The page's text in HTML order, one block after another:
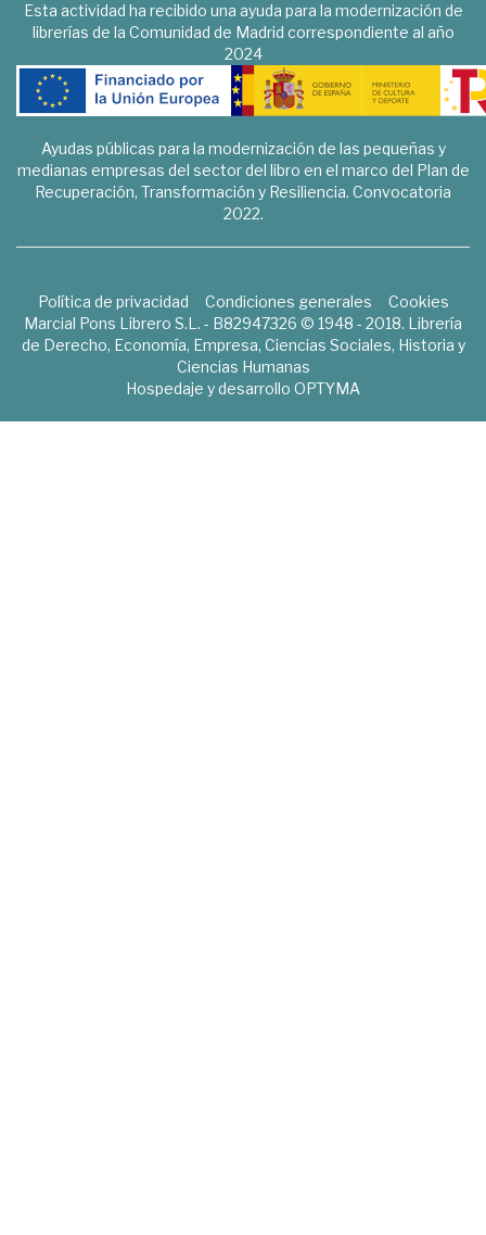
Esta actividad ha recibido una ayuda para la modernización de
librerías de la Comunidad de Madrid correspondiente al año
2024
Ayudas públicas para la modernización de las pequeñas y
medianas empresas del sector del libro en el marco del Plan de
Recuperación, Transformación y Resiliencia. Convocatoria
2022.
Política de privacidad Condiciones generales
Cookies
Marcial Pons Librero S.L. - B82947326 © 1948 - 2018. Librería
de Derecho, Economía, Empresa, Ciencias Sociales, Historia y
Ciencias Humanas
Hospedaje y desarrollo OPTYMA